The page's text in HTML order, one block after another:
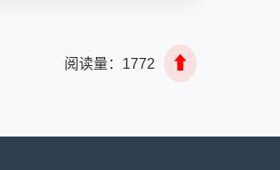
阅读量： 1772 ⬆